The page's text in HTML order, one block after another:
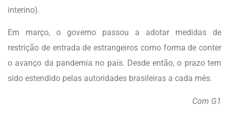
interino).
Em março, o governo passou a adotar medidas de
restrição de entrada de estrangeiros como forma de conter
o avanço da pandemia no país. Desde então, o prazo tem
sido estendido pelas autoridades brasileiras a cada mês.
Com G1